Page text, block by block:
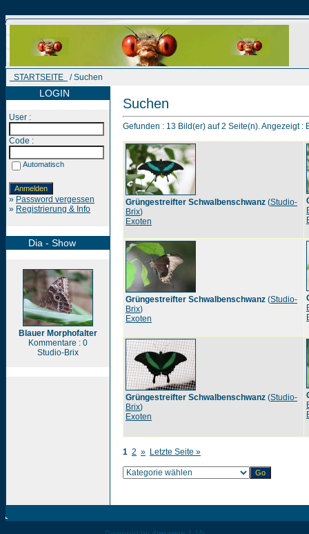
STARTSEITE / Suchen
LOGIN
User :
Code :
Automatisch
» Password vergessen
» Registrierung & Info
Dia - Show
Blauer Morphofalter
Kommentare : 0
Studio-Brix
Suchen
Gefunden : 13 Bild(er) auf 2 Seite(n). Angezeigt :
Grüngestreifter Schwalbenschwanz (Studio-
Brix)
Exoten
Grüngestreifter Schwalbenschwanz (Studio-
Brix)
Exoten
Grüngestreifter Schwalbenschwanz (Studio-
Brix)
Exoten
1 2 » Letzte Seite »